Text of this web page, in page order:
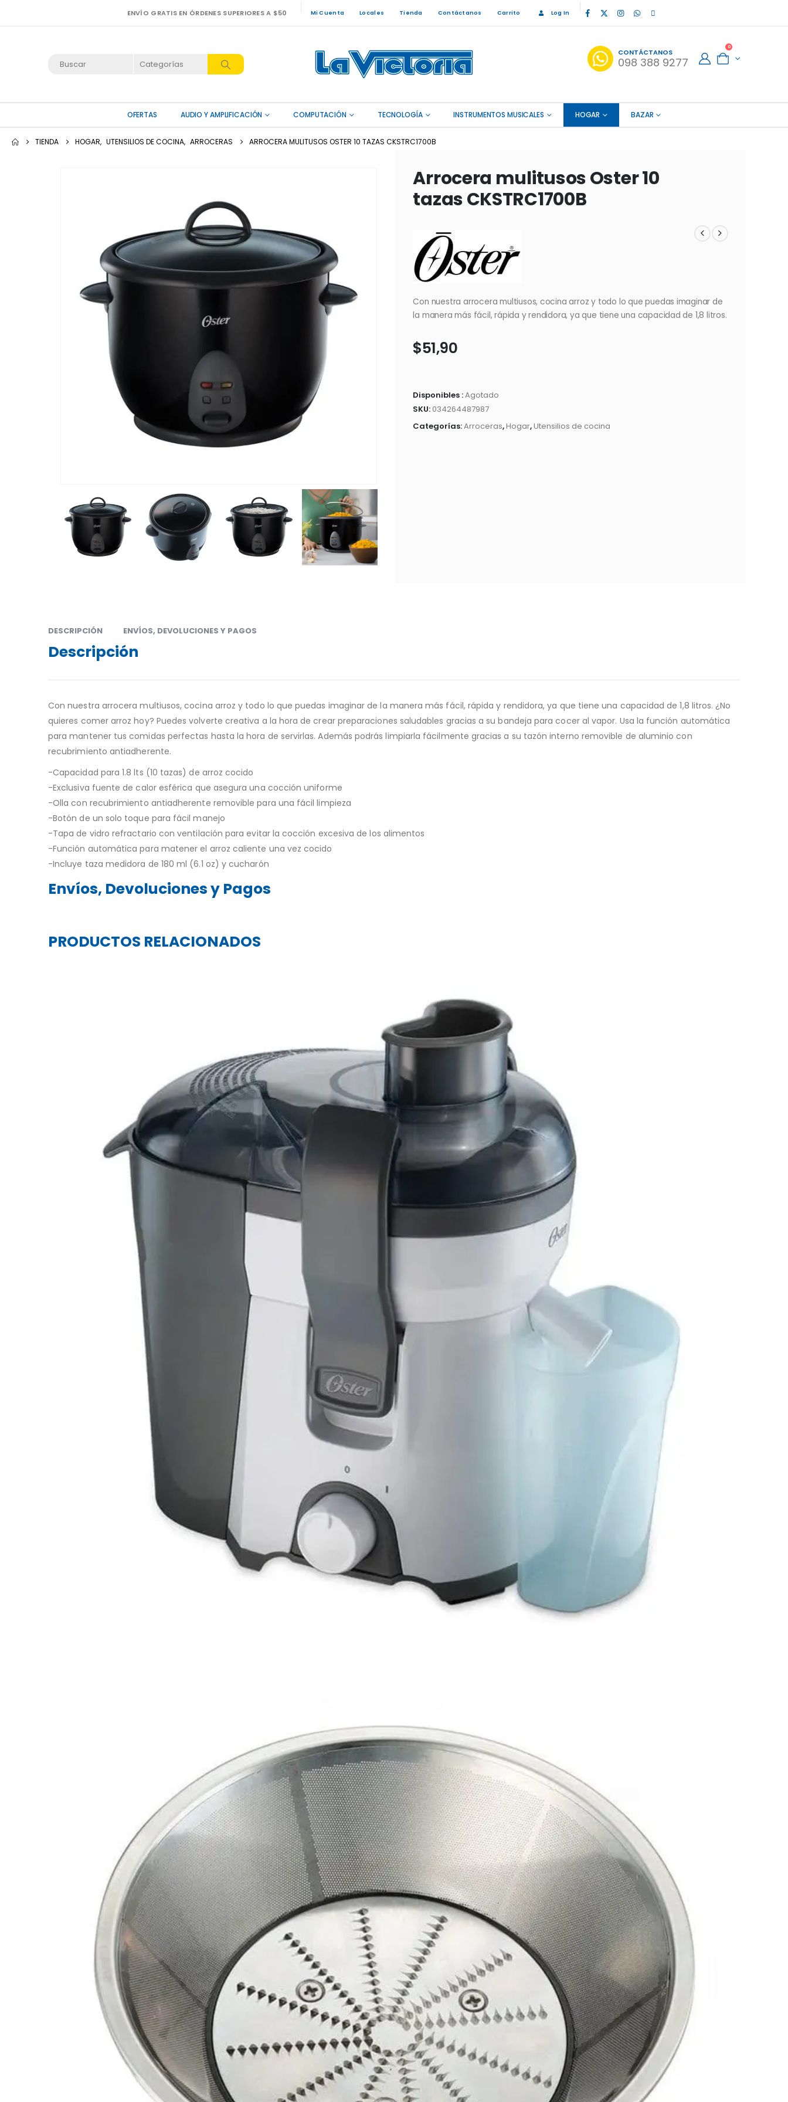
ENVÍO GRATIS EN ÓRDENES SUPERIORES A $50 Mi Cuenta Locales Tienda Contáctanos Carrito Log In
CONTÁCTANOS
098 388 9277
0
OFERTAS AUDIO Y AMPLIFICACIÓN COMPUTACIÓN TECNOLOGÍA INSTRUMENTOS MUSICALES HOGAR BAZAR
TIENDA HOGAR, UTENSILIOS DE COCINA, ARROCERAS ARROCERA MULITUSOS OSTER 10 TAZAS CKSTRC1700B
Arrocera mulitusos Oster 10
tazas CKSTRC1700B
Con nuestra arrocera multiusos, cocina arroz y todo lo que puedas imaginar de
la manera más fácil, rápida y rendidora, ya que tiene una capacidad de 1,8 litros.
$51,90
Disponibles :Agotado
SKU: 034264487987
Categorías:Arroceras,Hogar,Utensilios de cocina
DESCRIPCIÓN ENVÍOS, DEVOLUCIONES Y PAGOS
Descripción
Con nuestra arrocera multiusos, cocina arroz y todo lo que puedas imaginar de la manera más fácil, rápida y rendidora, ya que tiene una capacidad de 1,8 litros. ¿No
quieres comer arroz hoy? Puedes volverte creativa a la hora de crear preparaciones saludables gracias a su bandeja para cocer al vapor. Usa la función automática
para mantener tus comidas perfectas hasta la hora de servirlas. Además podrás limpiarla fácilmente gracias a su tazón interno removible de aluminio con
recubrimiento antiadherente.
-Capacidad para 1.8 lts (10 tazas) de arroz cocido
-Exclusiva fuente de calor esférica que asegura una cocción uniforme
-Olla con recubrimiento antiadherente removible para una fácil limpieza
-Botón de un solo toque para fácil manejo
-Tapa de vidro refractario con ventilación para evitar la cocción excesiva de los alimentos
-Función automática para matener el arroz caliente una vez cocido
-Incluye taza medidora de 180 ml (6.1 oz) y cucharón
Envíos, Devoluciones y Pagos
PRODUCTOS RELACIONADOS